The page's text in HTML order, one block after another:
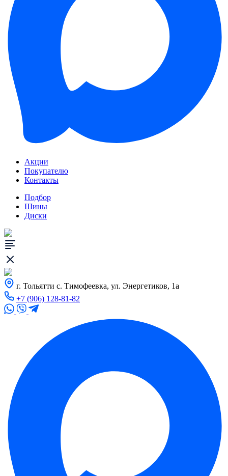
Акции
Покупателю
Контакты
Подбор
Шины
Диски
г. Тольятти с. Тимофеевка, ул. Энергетиков, 1а
+7 (906) 128-81-82